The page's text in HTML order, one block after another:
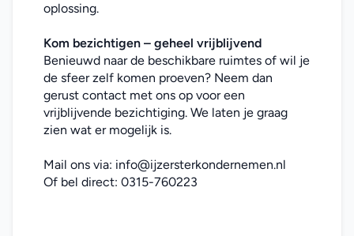
oplossing.
Kom bezichtigen – geheel vrijblijvend
Benieuwd naar de beschikbare ruimtes of wil je
de sfeer zelf komen proeven? Neem dan
gerust contact met ons op voor een
vrijblijvende bezichtiging. We laten je graag
zien wat er mogelijk is.
Mail ons via: info@ijzersterkondernemen.nl
Of bel direct: 0315-760223